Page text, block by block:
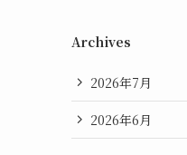
Archives
2026年7月
2026年6月